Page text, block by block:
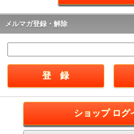
メルマガ登録・解除
ショップ ログ